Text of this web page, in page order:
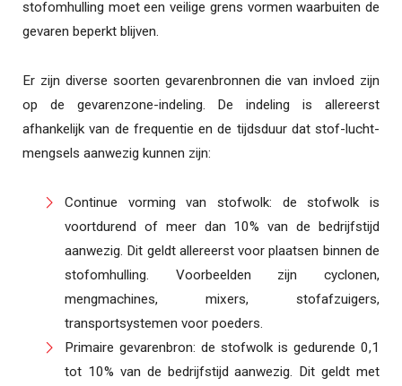
stofomhulling moet een veilige grens vormen waarbuiten de
gevaren beperkt blijven.
Er zijn diverse soorten gevarenbronnen die van invloed zijn
op de gevarenzone-indeling. De indeling is allereerst
afhankelijk van de frequentie en de tijdsduur dat stof-lucht-
mengsels aanwezig kunnen zijn:
Continue vorming van stofwolk: de stofwolk is
voortdurend of meer dan 10% van de bedrijfstijd
aanwezig. Dit geldt allereerst voor plaatsen binnen de
stofomhulling. Voorbeelden zijn cyclonen,
mengmachines, mixers, stofafzuigers,
transportsystemen voor poeders.
Primaire gevarenbron: de stofwolk is gedurende 0,1
tot 10% van de bedrijfstijd aanwezig. Dit geldt met